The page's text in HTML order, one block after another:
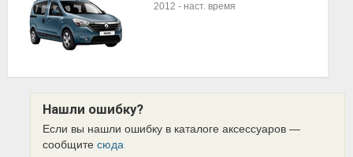
2012 - наст. время
Нашли ошибку?
Если вы нашли ошибку в каталоге аксессуаров —
сообщите сюда